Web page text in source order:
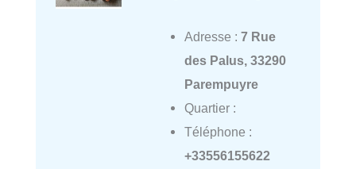
Adresse : 7 Rue
des Palus, 33290
Parempuyre
Quartier :
Téléphone :
+33556155622